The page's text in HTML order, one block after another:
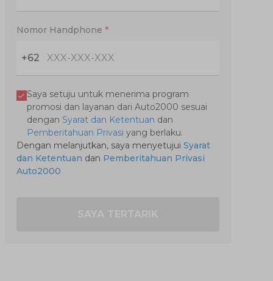
Nomor Handphone *
+62
Saya setuju untuk menerima program
promosi dan layanan dari Auto2000 sesuai
dengan Syarat dan Ketentuan dan
Pemberitahuan Privasi yang berlaku.
Dengan melanjutkan, saya menyetujui Syarat
dan Ketentuan dan Pemberitahuan Privasi
Auto2000